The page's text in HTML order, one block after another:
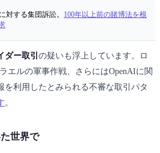
対する集団訴訟。 100年以上前の賭博法を根
ダー取引 の疑いも浮上しています。ロ
エルの軍事作戦、さらにはOpenAIに関
を利用したとみられる不審な取引パタ
。
世界で